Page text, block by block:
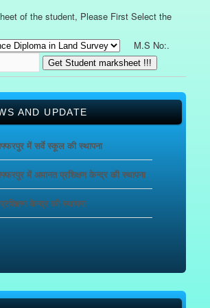
of the student, Please First Select the
M.S No:.
Get Student marksheet !!!
AND UPDATE
में सर्वे स्कूल की स्थापना
में अमानत प्रशिक्षण केन्द्र की स्थापना
केन्द्र की स्थापना